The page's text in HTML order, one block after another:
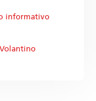
informativo